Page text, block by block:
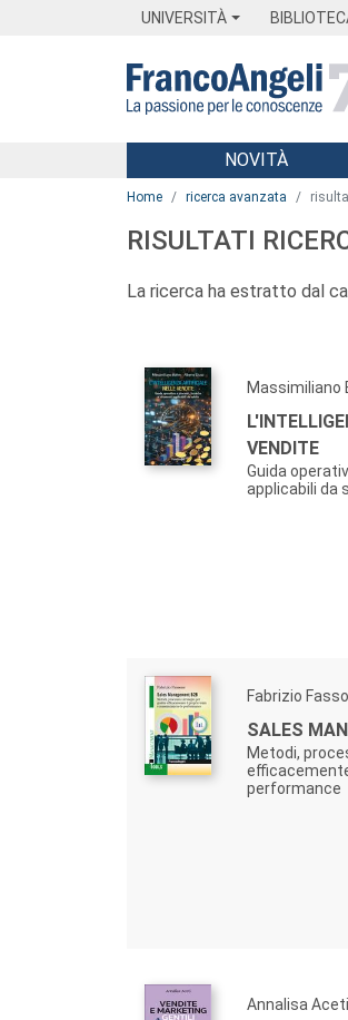
UNIVERSITÀ
Menu
NOVITÀ
Home ricerca avanzata
RISULTATI
La ricerca ha estratto dal
Massimiliano
VENDITE
Guida
applicabili da
Fabrizio
SALES
Metodi,
performance
Annalisa Aceti